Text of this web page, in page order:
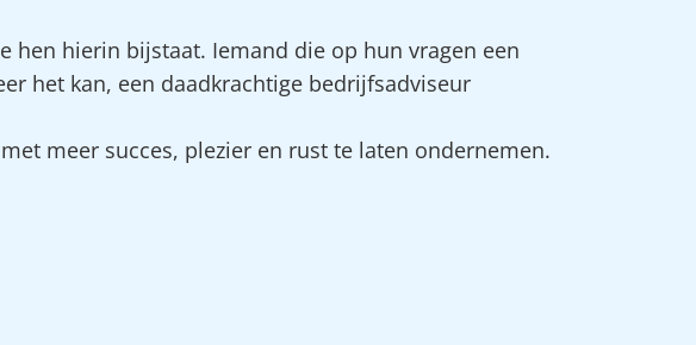
hen hierin bijstaat. Iemand die op hun vragen een
het kan, een daadkrachtige bedrijfsadviseur
meer succes, plezier en rust te laten ondernemen.